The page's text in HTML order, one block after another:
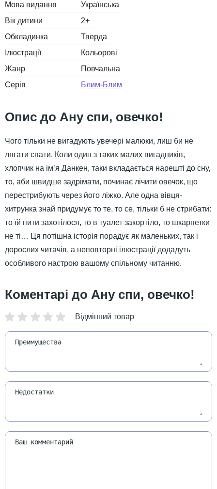
Мова видання
Українська
Вік дитини
2+
Обкладинка
Тверда
Ілюстрації
Кольорові
Жанр
Повчальна
Серія
Блим-Блим
Ану спи, овечко!
Чого тільки не вигадують увечері малюки, лиш би не
лягати спати. Коли один з таких малих вигадників,
хлопчик на ім’я Данкен, таки вкладається нарешті до сну,
то, аби швидше задрімати, починає лічити овечок, що
перестрибують через його ліжко. Але одна вівця-
хитрунка знай придумує то те, то се, тільки б не стрибати:
то їй пити захотілося, то в туалет закортіло, то шкарпетки
не ті… Ця потішна історія порадує як маленьких, так і
дорослих читачів, а неповторні ілюстрації додадуть
особливого настрою вашому спільному читанню.
Ану спи, овечко!